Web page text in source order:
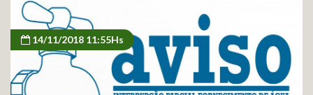
14/11/2018 11:55Hs